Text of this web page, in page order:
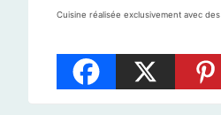
Cuisine réalisée exclusivement avec des